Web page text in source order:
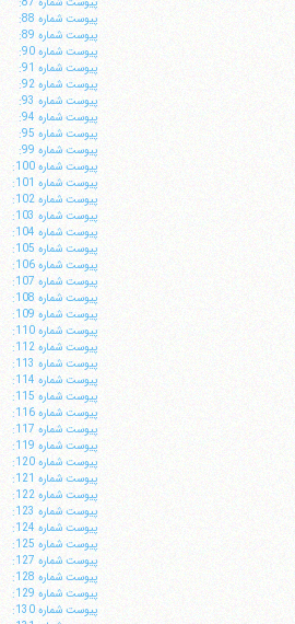
پيوست شماره 88:
پيوست شماره 89:
پيوست شماره 90:
پيوست شماره 91:
پيوست شماره 92:
پيوست شماره 93:
پيوست شماره 94:
پيوست شماره 95:
پيوست شماره 99:
پيوست شماره 100:
پيوست شماره 101:
پيوست شماره 102:
پيوست شماره 103:
پيوست شماره 104:
پيوست شماره 105:
پيوست شماره 106:
پيوست شماره 107:
پيوست شماره 108:
پيوست شماره 109:
پيوست شماره 110:
پيوست شماره 112:
پيوست شماره 113:
پيوست شماره 114:
پيوست شماره 115:
پيوست شماره 116:
پيوست شماره 117:
پيوست شماره 119:
پيوست شماره 120:
پيوست شماره 121:
پيوست شماره 122:
پيوست شماره 123:
پيوست شماره 124:
پيوست شماره 125:
پيوست شماره 127:
پيوست شماره 128:
پيوست شماره 129:
پيوست شماره 130: